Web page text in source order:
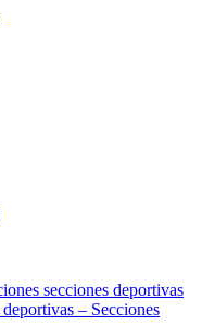
secciones deportivas
– Secciones